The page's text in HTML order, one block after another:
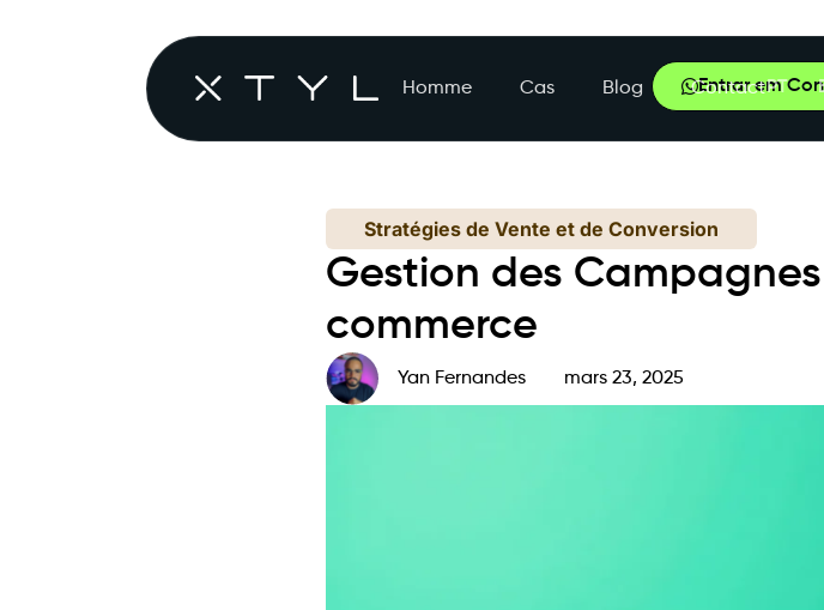
Homme Cas Blog Contact
Entrar em
PT
Stratégies de Vente et de Conversion
Gestion des
commerce
Yan Fernandes mars 23, 2025